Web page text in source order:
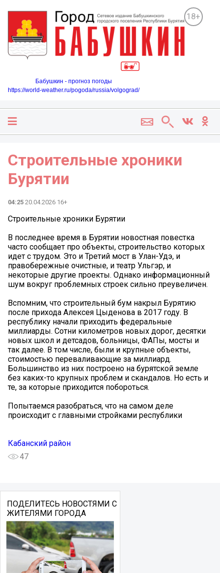
18+
Бабушкин - прогноз погоды
https://world-weather.ru/pogoda/russia/volgograd/
Строительные хроники
Бурятии
04:25 20.04.2026 16+
Строительные хроники Бурятии
В последнее время в Бурятии новостная повестка
часто сообщает про объекты, строительство которых
идет с трудом. Это и Третий мост в Улан-Удэ, и
правобережные очистные, и театр Ульгэр, и
некоторые другие проекты. Однако информационный
шум вокруг проблемных строек сильно преувеличен.
Вспомним, что строительный бум накрыл Бурятию
после прихода Алексея Цыденова в 2017 году. В
республику начали приходить федеральные
миллиарды. Сотни километров новых дорог, десятки
новых школ и детсадов, больницы, ФАПы, мосты и
так далее. В том числе, были и крупные объекты,
стоимостью переваливающие за миллиард.
Большинство из них построено на бурятской земле
без каких-то крупных проблем и скандалов. Но есть и
те, за которые приходится побороться.
Попытаемся разобраться, что на самом деле
происходит с главными стройками республики
Кабанский район
47
ПОДЕЛИТЕСЬ НОВОСТЯМИ С
ЖИТЕЛЯМИ ГОРОДА